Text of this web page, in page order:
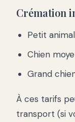
Crémation
Petit
Chien
Grand
À ces tarifs
transport (si